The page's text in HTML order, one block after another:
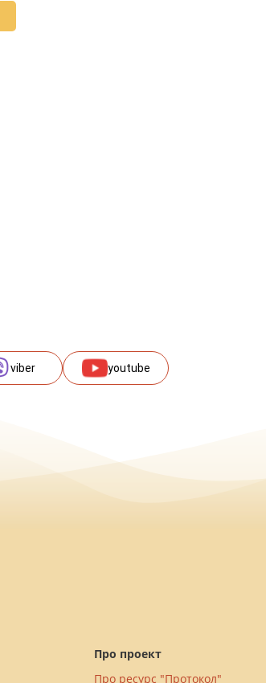
viber youtube
Про проект
Про ресурс "Протокол"